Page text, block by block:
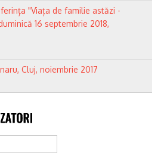
"Viața de familie astăzi -
16 septembrie 2018,
Cluj, noiembrie 2017